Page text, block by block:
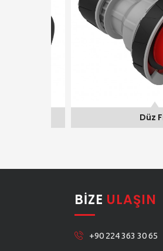
Düz Fiş
BIZE ULAŞIN
+90 224 363 30 65